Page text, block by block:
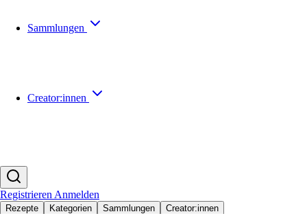
Sammlungen
Creator:innen
Registrieren Anmelden
Rezepte Kategorien Sammlungen Creator:innen